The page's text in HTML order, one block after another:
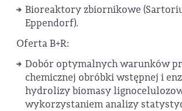
Bioreaktory zbiornikowe
Eppendorf).
Oferta B+R:
Dobór optymalnych warunków
chemicznej obróbki wstępnej i
hydrolizy biomasy
wykorzystaniem analizy